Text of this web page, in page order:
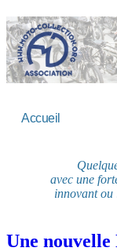
Accueil
avec une
innovant ou
Une nouvelle